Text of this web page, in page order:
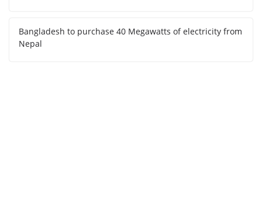
Bangladesh to purchase 40 Megawatts of electricity from
Nepal